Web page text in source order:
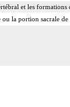
et les formations
la portion sacrale de
d'un greffon modelé.